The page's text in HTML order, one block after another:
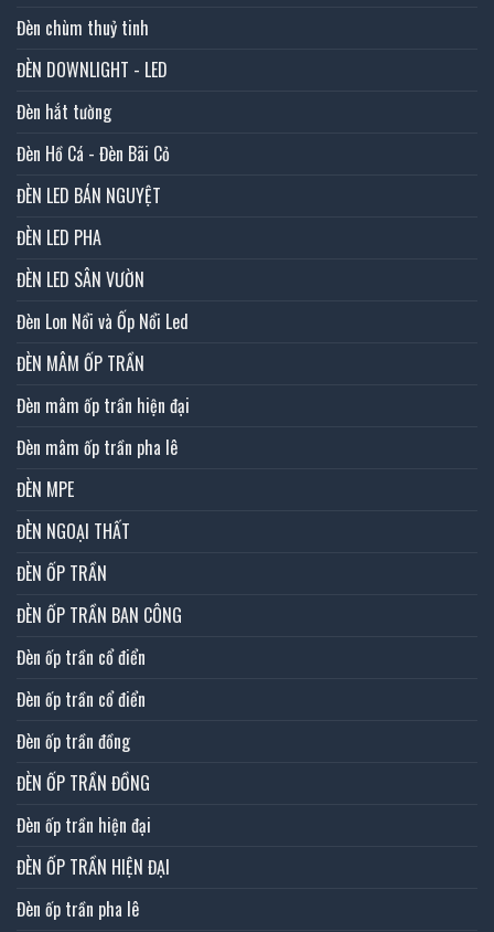
Đèn chùm thuỷ tinh
ĐÈN DOWNLIGHT - LED
Đèn hắt tường
Đèn Hồ Cá - Đèn Bãi Cỏ
ĐÈN LED BÁN NGUYỆT
ĐÈN LED PHA
ĐÈN LED SÂN VƯỜN
Đèn Lon Nổi và Ốp Nổi Led
ĐÈN MÂM ỐP TRẦN
Đèn mâm ốp trần hiện đại
Đèn mâm ốp trần pha lê
ĐÈN MPE
ĐÈN NGOẠI THẤT
ĐÈN ỐP TRẦN
ĐÈN ỐP TRẦN BAN CÔNG
Đèn ốp trần cổ điển
Đèn ốp trần cổ điển
Đèn ốp trần đồng
ĐÈN ỐP TRẦN ĐỒNG
Đèn ốp trần hiện đại
ĐÈN ỐP TRẦN HIỆN ĐẠI
Đèn ốp trần pha lê